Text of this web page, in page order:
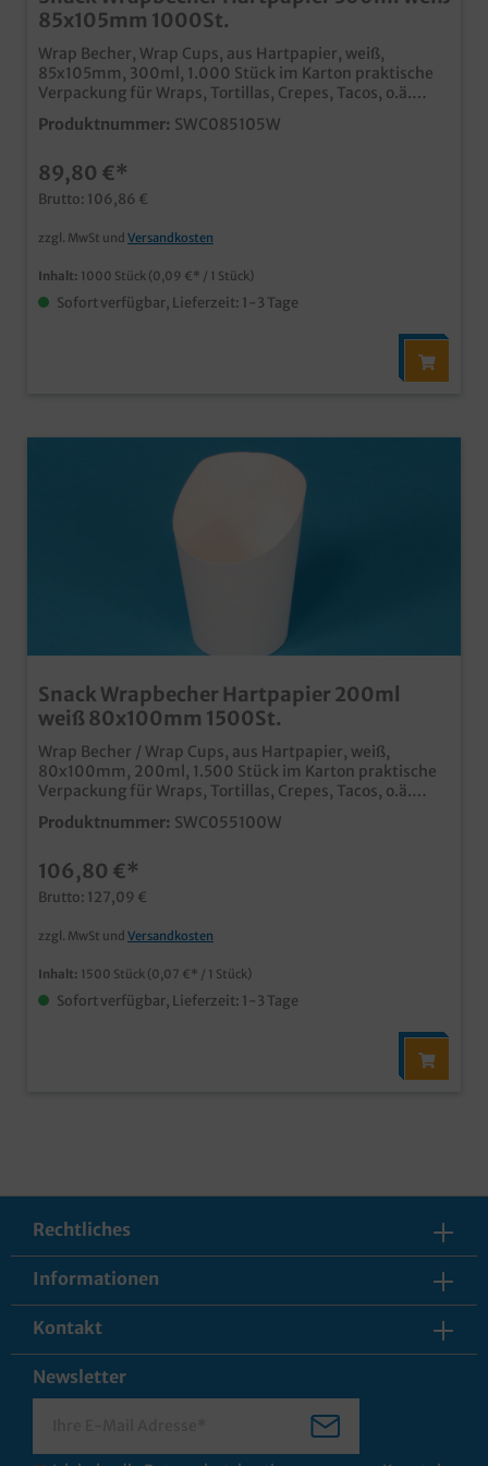
85x105mm 1000St.
Wrap Becher, Wrap Cups, aus Hartpapier, weiß,
85x105mm, 300ml, 1.000 Stück im Karton praktische
Verpackung für Wraps, Tortillas, Crepes, Tacos, o.ä.
ideal für Verkauf und Präsentation hitzebeständig bis
90 Grad stabile Qualität "Made in Germany" auch
Kundenservice
Produktnummer: SWC085105W
89,80 €*
Brutto: 106,86 €
zzgl. MwSt und Versandkosten
Inhalt: 1000 Stück (0,09 €* / 1 Stück)
Sofort verfügbar, Lieferzeit: 1-3 Tage
Snack Wrapbecher Hartpapier 200ml
weiß 80x100mm 1500St.
Wrap Becher / Wrap Cups, aus Hartpapier, weiß,
80x100mm, 200ml, 1.500 Stück im Karton praktische
Verpackung für Wraps, Tortillas, Crepes, Tacos, o.ä.
ideal für Verkauf und Präsentation hitzebeständig bis
90 Grad stabile Qualität "Made in Germany" auch
Kundenservice
Produktnummer: SWC055100W
106,80 €*
Brutto: 127,09 €
zzgl. MwSt und Versandkosten
Inhalt: 1500 Stück (0,07 €* / 1 Stück)
Sofort verfügbar, Lieferzeit: 1-3 Tage
Rechtliches
Informationen
Kontakt
Newsletter